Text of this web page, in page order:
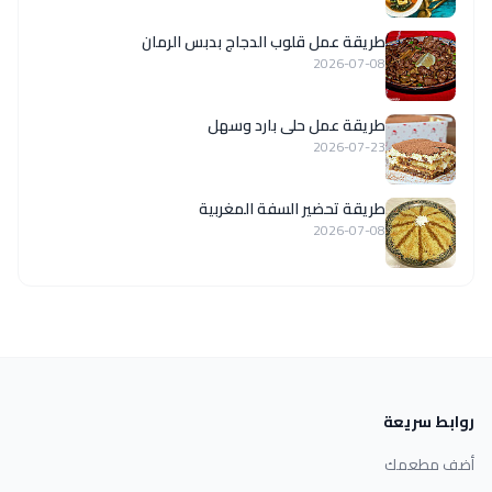
طريقة عمل قلوب الدجاج بدبس الرمان
2026-07-08
طريقة عمل حلى بارد وسهل
2026-07-23
طريقة تحضير السفة المغربية
2026-07-08
روابط سريعة
أضف مطعمك